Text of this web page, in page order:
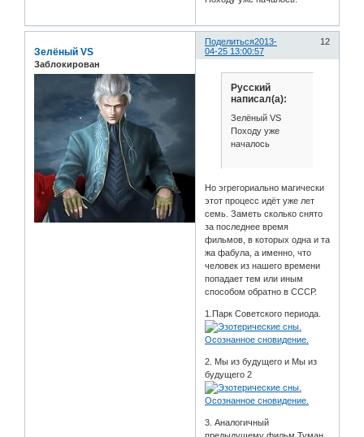
Поделиться 12
2013-
04-25 13:00:57
Зелёный VS
Заблокирован
Русский
написал(а):
Зелёный VS
Походу уже
началось
Но эгрегориально магически
этот процесс идёт уже лет
семь. Заметь сколько снято
за последнее время
фильмов, в которых одна и та
жа фабула, а именно, что
человек из нашего времени
попадает тем или иным
способом обратно в СССР.
1.Парк Советского периода.
2. Мы из будущего и Мы из
будущего 2
3. Аналогичный